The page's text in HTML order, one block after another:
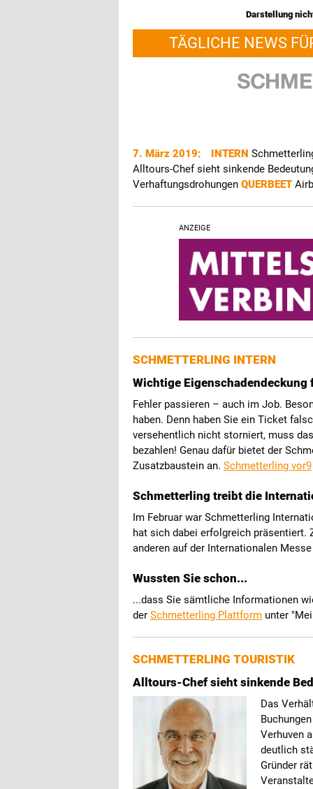
Darstellung
TÄGLICHE NEWS
7. März 2019: INTERN
Alltours-Chef sieht sinkende
Verhaftungsdrohungen QUERBEET
ANZEIGE
SCHMETTERLING INTERN
Wichtige Eigenschadendeckung
Fehler passieren – auch im Job.
haben. Denn haben Sie ein Ticket
versehentlich nicht storniert, muss
bezahlen! Genau dafür bietet der
Zusatzbaustein an. Schmetterling vor9
Schmetterling treibt die
Im Februar war Schmetterling
hat sich dabei erfolgreich präsentiert.
anderen auf der Internationalen
Wussten Sie schon...
...dass Sie sämtliche Informationen
der Schmetterling Plattform unter
SCHMETTERLING TOURISTIK
Alltours-Chef sieht sinkende
Das
Verhuven
deutlich
Gründer